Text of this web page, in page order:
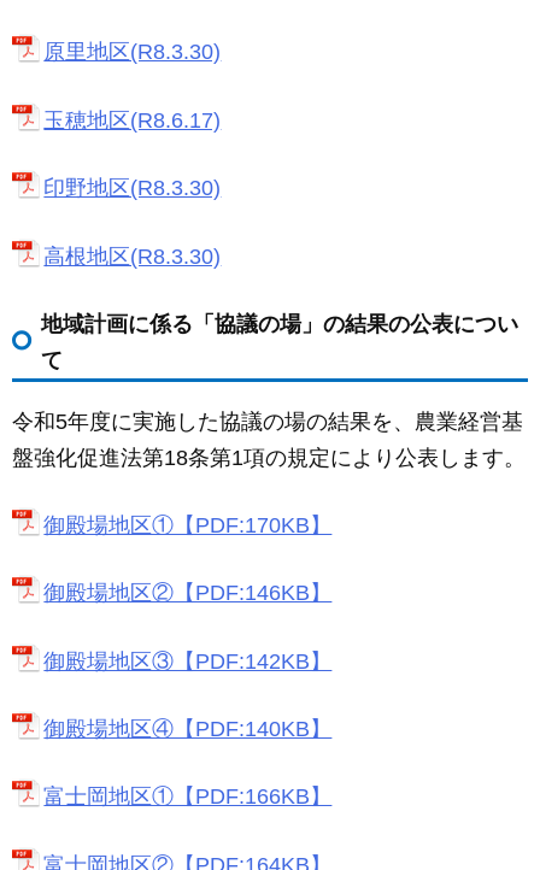
原里地区(R8.3.30)
玉穂地区(R8.6.17)
印野地区(R8.3.30)
高根地区(R8.3.30)
地域計画に係る「協議の場」の結果の公表につい
て
令和5年度に実施した協議の場の結果を、農業経営基
盤強化促進法第18条第1項の規定により公表します。
御殿場地区①【PDF:170KB】
御殿場地区②【PDF:146KB】
御殿場地区③【PDF:142KB】
御殿場地区④【PDF:140KB】
富士岡地区①【PDF:166KB】
富士岡地区②【PDF:164KB】